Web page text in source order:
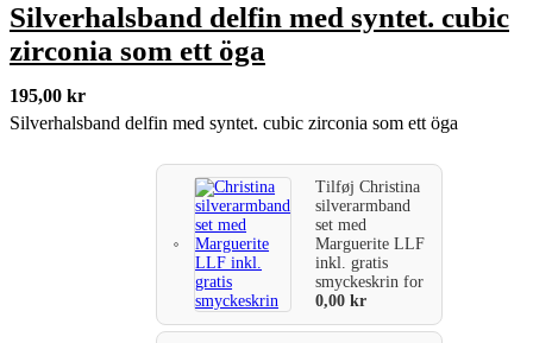
Silverhalsband delfin med syntet. cubic
zirconia som ett öga
195,00 kr
Silverhalsband delfin med syntet. cubic zirconia som ett öga
TilføjChristina
silverarmband
set med
Marguerite LLF
inkl. gratis
smyckeskrinfor
0,00kr